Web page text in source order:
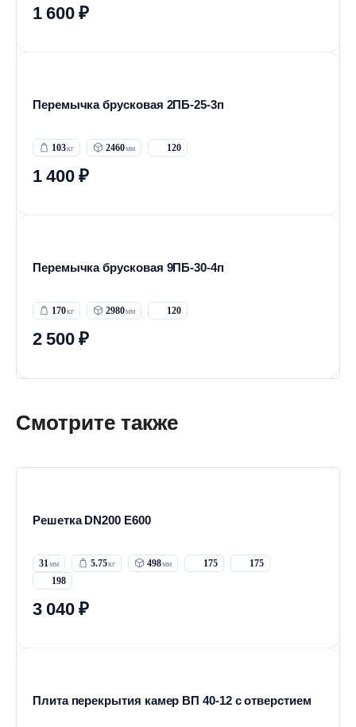
1 600 ₽
Перемычка брусковая 2ПБ-25-3п
103 2460 120
1 400 ₽
Перемычка брусковая 9ПБ-30-4п
170 2980 120
2 500 ₽
Смотрите также
Решетка DN200 E600
31 5.75 498 175
175
198
3 040 ₽
Плита перекрытия камер ВП 40-12 с отверстием